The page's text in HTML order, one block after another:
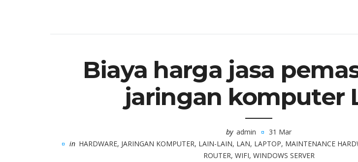
Biaya harga jasa
jaringan komputer
by admin
31 Mar
in HARDWARE, JARINGAN KOMPUTER, LAIN-LAIN, LAN, LAPTOP, MAINTENANCE
ROUTER, WIFI, WINDOWS SERVER